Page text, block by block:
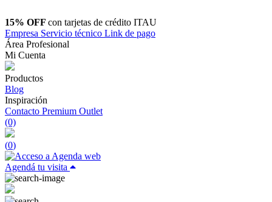
15% OFF con tarjetas de crédito ITAU
Empresa Servicio técnico Link de pago
Área Profesional
Mi Cuenta
Productos
Blog
Inspiración
Contacto Premium Outlet
(0)
(0)
Agendá tu visita